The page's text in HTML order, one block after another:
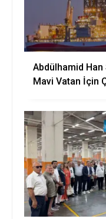
Abdülhamid Han
Mavi Vatan İçin